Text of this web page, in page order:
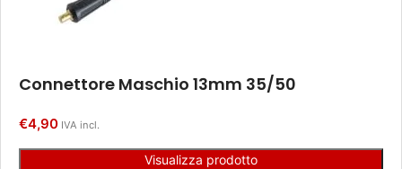
Connettore Maschio 13mm 35/50
€4,90 IVA incl.
Visualizza prodotto